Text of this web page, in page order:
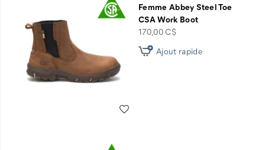
Femme Abbey Steel Toe
CSA Work Boot
price
170,00 C$
Ajout rapide